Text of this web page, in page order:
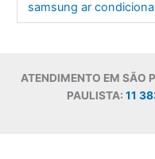
samsung ar
ATENDIMENTO EM SÃO
PAULISTA: 11